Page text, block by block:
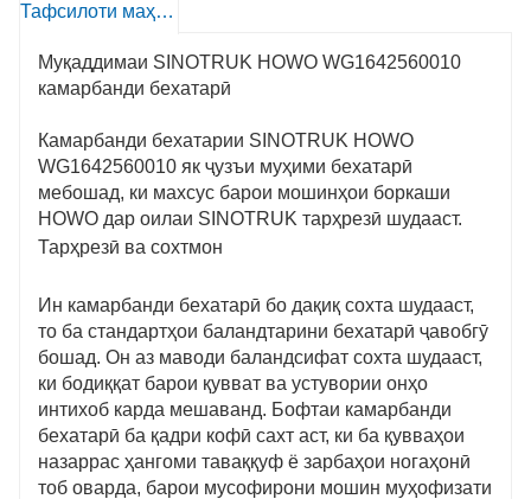
нороҳатиро ҳангоми ҳамлу нақли дур дар масофаи
аст.
3.Камарбанди бехатарӣ дорои муҳандисии дақиқ
медиҳад, ки кори самаранок ва баланд
бардоштани мутобиқати умумии бехатарӣ дар
кабинаҳои боркаш.
Тафсилоти маҳсулот
Муқаддимаи SINOTRUK HOWO WG1642560010
камарбанди бехатарӣ
Камарбанди бехатарии SINOTRUK HOWO
WG1642560010 як ҷузъи муҳими бехатарӣ
мебошад, ки махсус барои мошинҳои боркаши
HOWO дар оилаи SINOTRUK тарҳрезӣ шудааст.
Тарҳрезӣ ва сохтмон
Ин камарбанди бехатарӣ бо дақиқ сохта шудааст,
то ба стандартҳои баландтарини бехатарӣ ҷавобгӯ
бошад. Он аз маводи баландсифат сохта шудааст,
ки бодиққат барои қувват ва устувории онҳо
интихоб карда мешаванд. Бофтаи камарбанди
бехатарӣ ба қадри кофӣ сахт аст, ки ба қувваҳои
назаррас ҳангоми таваққуф ё зарбаҳои ногаҳонӣ
тоб оварда, барои мусофирони мошин муҳофизати